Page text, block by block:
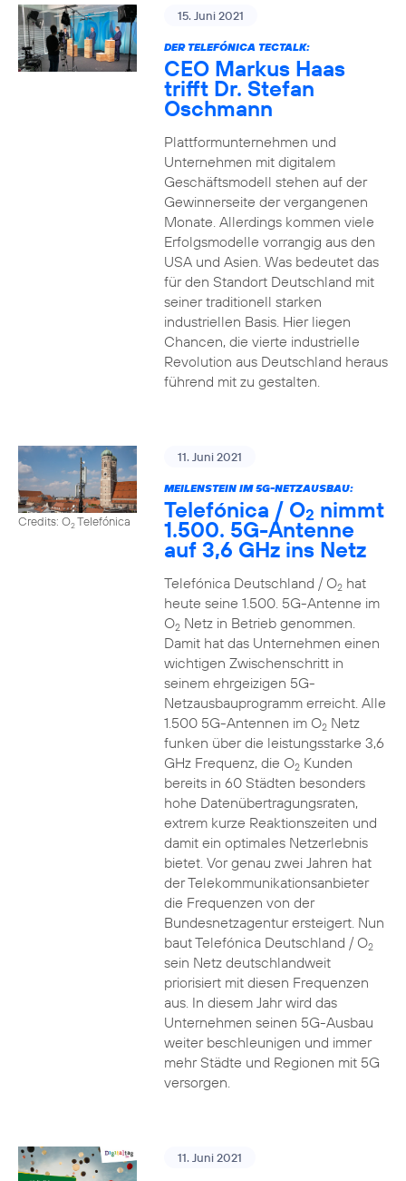
15. Juni 2021
DER TELEFÓNICA TECTALK:
CEO Markus Haas
trifft Dr. Stefan
Oschmann
Plattformunternehmen und
Unternehmen mit digitalem
Geschäftsmodell stehen auf der
Gewinnerseite der vergangenen
Monate. Allerdings kommen viele
Erfolgsmodelle vorrangig aus den
USA und Asien. Was bedeutet das
für den Standort Deutschland mit
seiner traditionell starken
industriellen Basis. Hier liegen
Chancen, die vierte industrielle
Revolution aus Deutschland heraus
führend mit zu gestalten.
Credits: O2Telefónica
11. Juni 2021
MEILENSTEIN IM 5G-NETZAUSBAU:
Telefónica / O2 nimmt
1.500. 5G-Antenne
auf 3,6 GHz ins Netz
Telefónica Deutschland / O2hat
heute seine 1.500. 5G-Antenne im
O2Netz in Betrieb genommen.
Damit hat das Unternehmen einen
wichtigen Zwischenschritt in
seinem ehrgeizigen 5G-
Netzausbauprogramm erreicht. Alle
1.500 5G-Antennen im O2Netz
funken über die leistungsstarke 3,6
GHz Frequenz, die O2Kunden
bereits in 60 Städten besonders
hohe Datenübertragungsraten,
extrem kurze Reaktionszeiten und
damit ein optimales Netzerlebnis
bietet. Vor genau zwei Jahren hat
der Telekommunikationsanbieter
die Frequenzen von der
Bundesnetzagentur ersteigert. Nun
baut Telefónica Deutschland / O2
sein Netz deutschlandweit
priorisiert mit diesen Frequenzen
aus. In diesem Jahr wird das
Unternehmen seinen 5G-Ausbau
weiter beschleunigen und immer
mehr Städte und Regionen mit 5G
versorgen.
11. Juni 2021